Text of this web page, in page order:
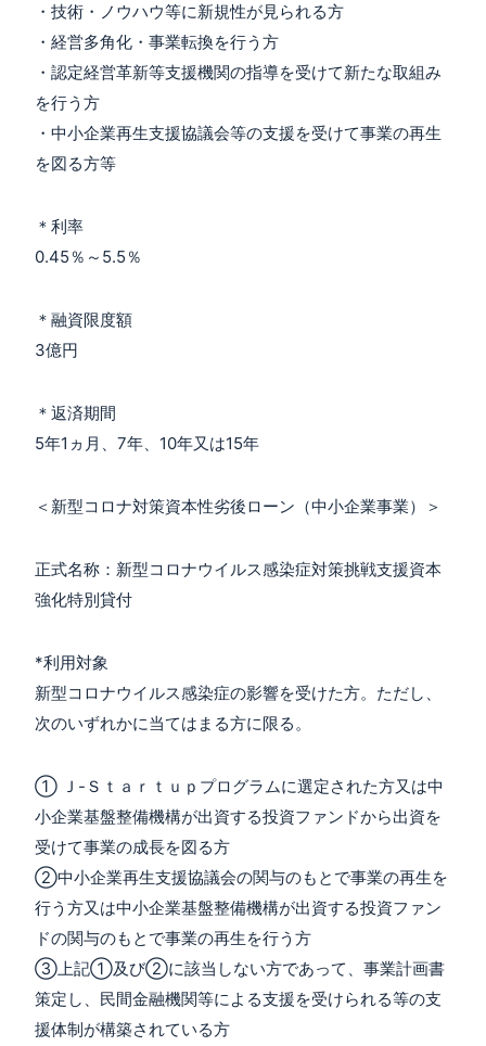
・技術・ノウハウ等に新規性が見られる方
・経営多角化・事業転換を行う方
・認定経営革新等支援機関の指導を受けて新たな取組み
を行う方
・中小企業再生支援協議会等の支援を受けて事業の再生
を図る方等
＊利率
0.45％～5.5％
＊融資限度額
3億円
＊返済期間
5年1ヵ月、7年、10年又は15年
＜新型コロナ対策資本性劣後ローン（中小企業事業）＞
正式名称：新型コロナウイルス感染症対策挑戦支援資本
強化特別貸付
*利用対象
新型コロナウイルス感染症の影響を受けた方。ただし、
次のいずれかに当てはまる方に限る。
① Ｊ-Ｓｔａｒｔｕｐプログラムに選定された方又は中
小企業基盤整備機構が出資する投資ファンドから出資を
受けて事業の成長を図る方
②中小企業再生支援協議会の関与のもとで事業の再生を
行う方又は中小企業基盤整備機構が出資する投資ファン
ドの関与のもとで事業の再生を行う方
③上記①及び②に該当しない方であって、事業計画書
策定し、民間金融機関等による支援を受けられる等の支
援体制が構築されている方